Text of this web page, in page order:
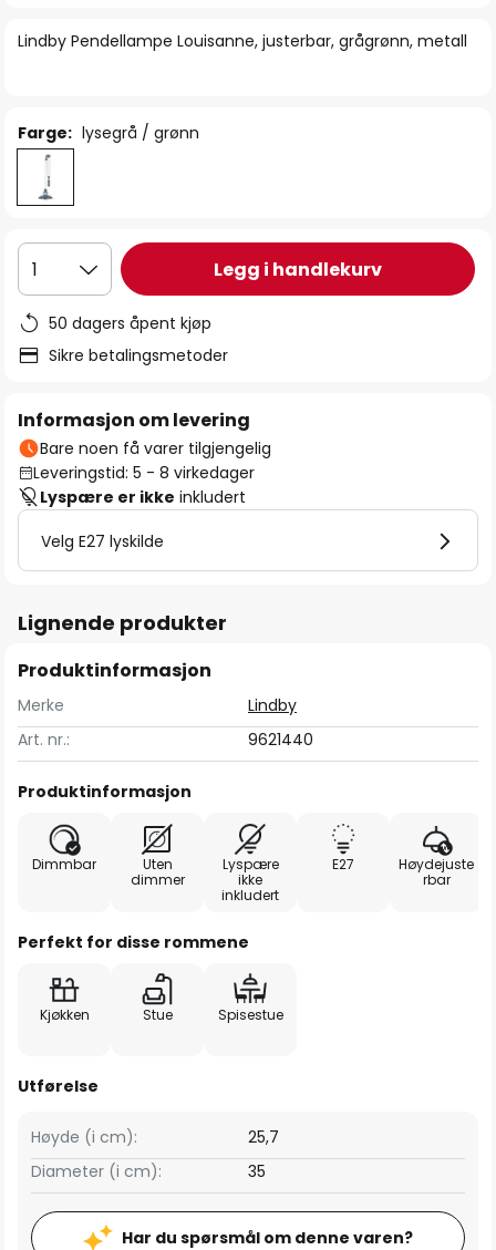
Lindby Pendellampe Louisanne, justerbar, grågrønn, metall
Farge: lysegrå / grønn
1 Legg i handlekurv
50 dagers åpent kjøp
Sikre betalingsmetoder
Informasjon om levering
Bare noen få varer tilgjengelig
Leveringstid: 5 - 8 virkedager
Lyspære er ikke inkludert
Velg E27 lyskilde
Lignende produkter
Produktinformasjon
Merke
Lindby
Art. nr.:
9621440
Produktinformasjon
Dimmbar
Uten
dimmer
Lyspære
ikke
inkludert
E27
Høydejuste
rbar
Perfekt for disse rommene
Kjøkken Stue Spisestue
Utførelse
Høyde (i cm):
25,7
Diameter (i cm):
35
Har du spørsmål om denne varen?